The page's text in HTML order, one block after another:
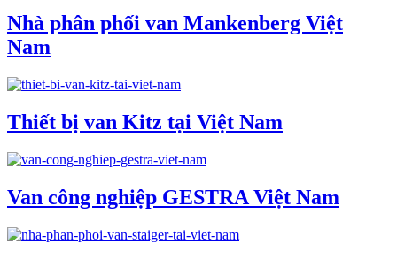
Nhà phân phối van Mankenberg Việt
Nam
Thiết bị van Kitz tại Việt Nam
Van công nghiệp GESTRA Việt Nam